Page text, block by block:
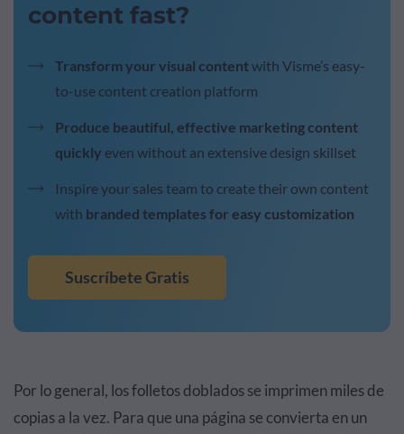
content fast?
Transform your visual contentwith Visme’s easy-
to-use content creation platform
Produce beautiful, effective marketing content
quickly even without an extensive design skillset
Inspire your sales team to create their own content
with branded templates for easy customization
Suscríbete Gratis
Por lo general, los folletos doblados se imprimen miles de
copias a la vez. Para que una página se convierta en un